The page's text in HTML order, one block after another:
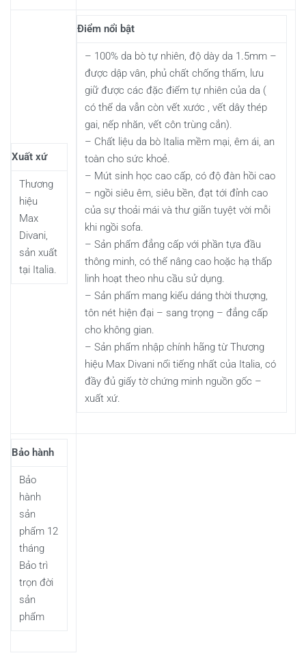
Xuất xứ
Thương
hiệu
Max
Divani,
sản xuất
tại Italia.
Điểm nổi bật
– 100% da bò tự nhiên, độ dày da 1.5mm –
được dập vân, phủ chất chống thấm, lưu
giữ được các đặc điểm tự nhiên của da (
có thể da vẫn còn vết xước , vết dây thép
gai, nếp nhăn, vết côn trùng cắn).
– Chất liệu da bò Italia mềm mại, êm ái, an
toàn cho sức khoẻ.
– Mút sinh học cao cấp, có độ đàn hồi cao
– ngồi siêu êm, siêu bền, đạt tới đỉnh cao
của sự thoải mái và thư giãn tuyệt vời mỗi
khi ngồi sofa.
– Sản phẩm đẳng cấp với phần tựa đầu
thông minh, có thể nâng cao hoặc hạ thấp
linh hoạt theo nhu cầu sử dụng.
– Sản phẩm mang kiểu dáng thời thượng,
tôn nét hiện đại – sang trọng – đẳng cấp
cho không gian.
– Sản phẩm nhập chính hãng từ Thương
hiệu Max Divani nổi tiếng nhất của Italia, có
đầy đủ giấy tờ chứng minh nguồn gốc –
xuất xứ.
Bảo hành
Bảo
hành
sản
phẩm 12
tháng
Bảo trì
trọn đời
sản
phẩm